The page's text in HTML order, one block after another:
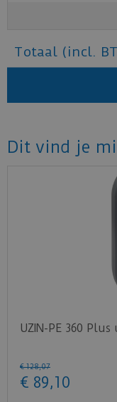
Totaal (incl.
Dit vind je
UZIN-PE 360
€ 128,07
€ 89,10